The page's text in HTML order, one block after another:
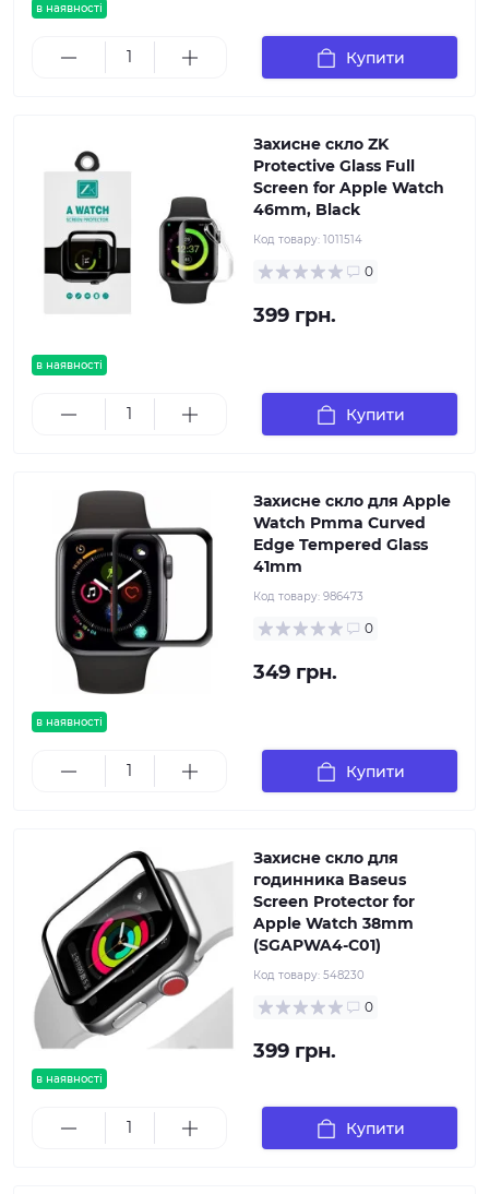
в наявності
Купити
в наявності
Захисне скло ZK
Protective Glass Full
Screen for Apple Watch
46mm, Black
Код товару: 1011514
0
399 грн.
Купити
в наявності
Захисне скло для Apple
Watch Pmma Curved
Edge Tempered Glass
41mm
Код товару: 986473
0
349 грн.
Купити
в наявності
Захисне скло для
годинника Baseus
Screen Protector for
Apple Watch 38mm
(SGAPWA4-С01)
Код товару: 548230
0
399 грн.
Купити